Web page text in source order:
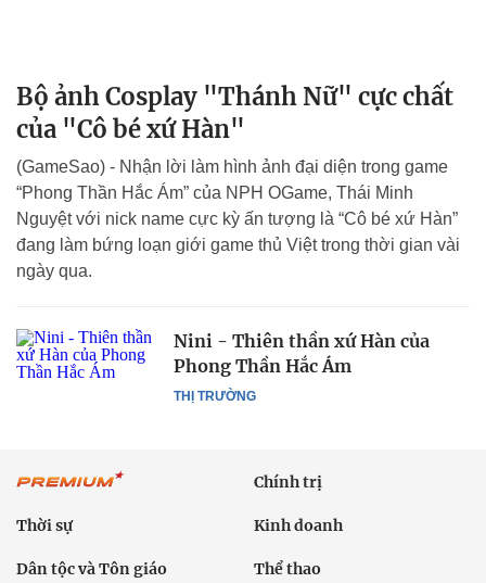
Bộ ảnh Cosplay "Thánh Nữ" cực chất
của "Cô bé xứ Hàn"
(GameSao) - Nhận lời làm hình ảnh đại diện trong game
“Phong Thần Hắc Ám” của NPH OGame, Thái Minh
Nguyệt với nick name cực kỳ ấn tượng là “Cô bé xứ Hàn”
đang làm bứng loạn giới game thủ Việt trong thời gian vài
ngày qua.
THỊ TRƯỜNG
Nini - Thiên thần xứ Hàn của
Phong Thần Hắc Ám
Chính trị
Thời sự Kinh doanh
Dân tộc và Tôn giáo Thể thao